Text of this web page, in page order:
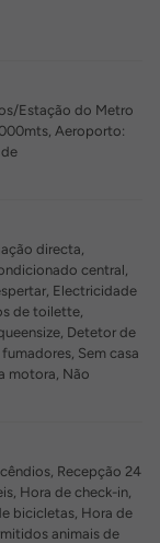
Estação do Metro
Aeroporto:
directa,
central,
Electricidade
de toilette,
Detetor de
Sem casa
motora, Não
Recepção 24
Hora de check-in,
bicicletas, Hora de
animais de